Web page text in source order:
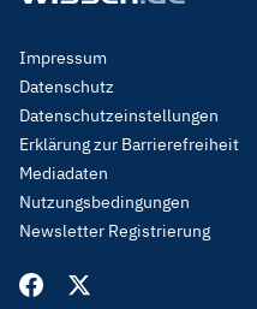
Footer
Menu
Legal
Impressum
Datenschutz
Datenschutzeinstellungen
Erklärung zur Barrierefreiheit
Mediadaten
Nutzungsbedingungen
Newsletter Registrierung